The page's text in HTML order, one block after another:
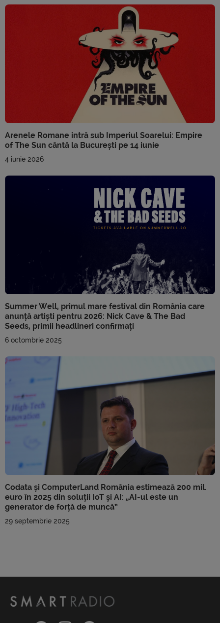
Arenele Romane intră sub Imperiul Soarelui: Empire
of The Sun cântă la București pe 14 iunie
4 iunie 2026
Summer Well, primul mare festival din România care
anunță artiști pentru 2026: Nick Cave & The Bad
Seeds, primii headlineri confirmați
6 octombrie 2025
Codata și ComputerLand România estimează 200 mil.
euro în 2025 din soluții IoT și AI: „AI-ul este un
generator de forță de muncă”
29 septembrie 2025